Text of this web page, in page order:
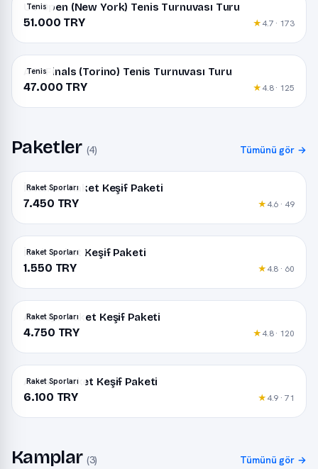
Tenis
US Open (New York) Tenis Turnuvası Turu
51.000 TRY ★4.7 · 173
Tenis
ATP Finals (Torino) Tenis Turnuvası Turu
47.000 TRY ★4.8 · 125
Paketler (4) Tümünü gör →
Raket Sporları
İstanbul Raket Keşif Paketi
7.450 TRY ★4.6 · 49
Raket Sporları
İzmir Raket Keşif Paketi
1.550 TRY ★4.8 · 60
Raket Sporları
Antalya Raket Keşif Paketi
4.750 TRY ★4.8 · 120
Raket Sporları
Ankara Raket Keşif Paketi
6.100 TRY ★4.9 · 71
Kamplar (3) Tümünü gör →